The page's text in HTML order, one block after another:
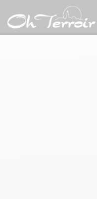
Cookies beheer paneel